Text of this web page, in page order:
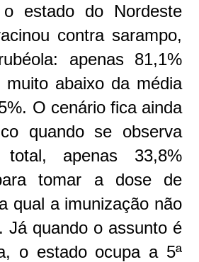
estado do Nordeste
contra sarampo,
apenas 81,1%
muito abaixo da média
O cenário fica ainda
quando se observa
apenas 33,8%
tomar a dose de
qual a imunização não
Já quando o assunto é
o estado ocupa a 5ª